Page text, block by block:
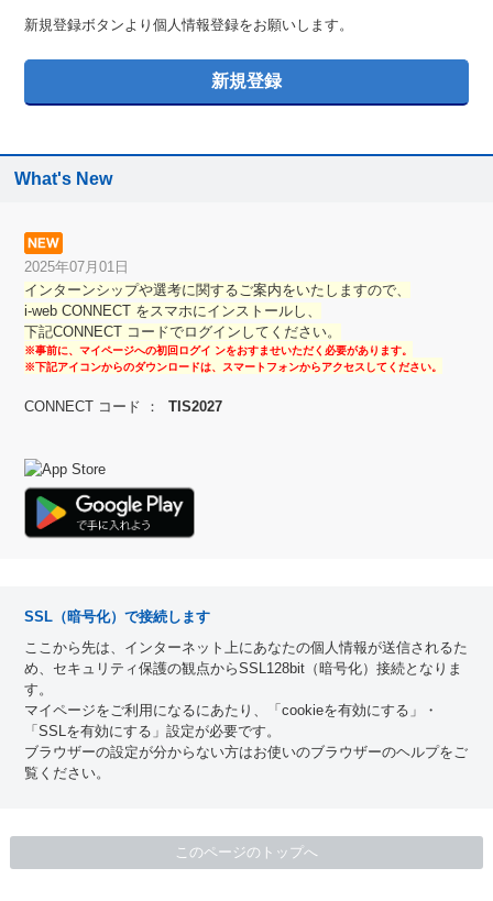
新規登録ボタンより個人情報登録をお願いします。
What's New
2025年07月01日
インターンシップや選考に関するご案内をいたしますので、
i-web CONNECT をスマホにインストールし、
下記CONNECT コードでログインしてください。
※事前に、マイページへの初回ログイ ンをおすませいただく必要があります。
※下記アイコンからのダウンロードは、スマートフォンからアクセスしてください。
CONNECT コード ：TIS2027
SSL（暗号化）で接続します
ここから先は、インターネット上にあなたの個人情報が送信されるた
め、セキュリティ保護の観点からSSL128bit（暗号化）接続となりま
す。
マイページをご利用になるにあたり、「cookieを有効にする」・
「SSLを有効にする」設定が必要です。
ブラウザーの設定が分からない方はお使いのブラウザーのヘルプをご
覧ください。
このページのトップへ